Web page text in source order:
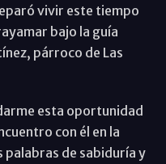
vivir este tiempo
bajo la guía
párroco de Las
esta oportunidad
con él en la
palabras de sabiduría y